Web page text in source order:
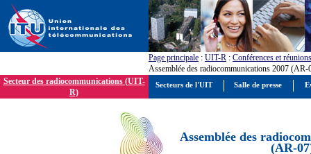
Page principale : UIT-R : Conférences et réunions
Assemblée des radiocommunications 2007 (AR-
Secteur des radiocommunications (UIT-
R)
Assemblée des
(AR-
Secteurs de l'UIT Salle de presse